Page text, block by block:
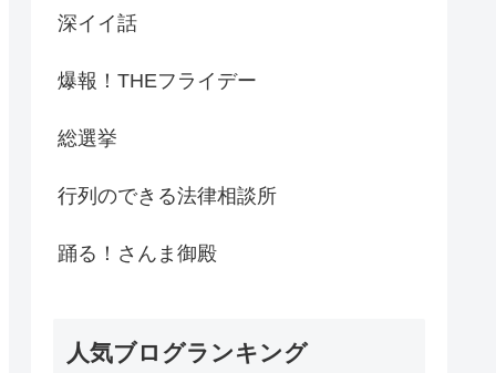
深イイ話
爆報！THEフライデー
総選挙
行列のできる法律相談所
踊る！さんま御殿
人気ブログランキング